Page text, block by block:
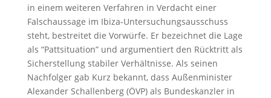
in einem weiteren Verfahren in Verdacht einer
Falschaussage im Ibiza-Untersuchungsausschuss
steht, bestreitet die Vorwürfe. Er bezeichnet die Lage
als “Pattsituation” und argumentiert den Rücktritt als
Sicherstellung stabiler Verhältnisse. Als seinen
Nachfolger gab Kurz bekannt, dass Außenminister
Alexander Schallenberg (ÖVP) als Bundeskanzler in